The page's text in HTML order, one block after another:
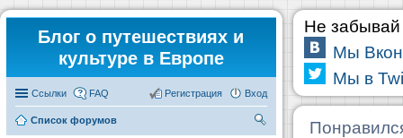
Блог о путешествиях и
культуре в Европе
Ссылки FAQ Вход
Регистрация
Список форумов
Не забывай
Мы
Мы в